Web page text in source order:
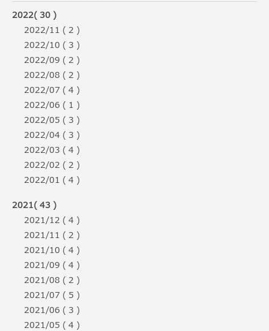
2022( 30 )
2022/11 ( 2 )
2022/10 ( 3 )
2022/09 ( 2 )
2022/08 ( 2 )
2022/07 ( 4 )
2022/06 ( 1 )
2022/05 ( 3 )
2022/04 ( 3 )
2022/03 ( 4 )
2022/02 ( 2 )
2022/01 ( 4 )
2021( 43 )
2021/12 ( 4 )
2021/11 ( 2 )
2021/10 ( 4 )
2021/09 ( 4 )
2021/08 ( 2 )
2021/07 ( 5 )
2021/06 ( 3 )
2021/05 ( 4 )